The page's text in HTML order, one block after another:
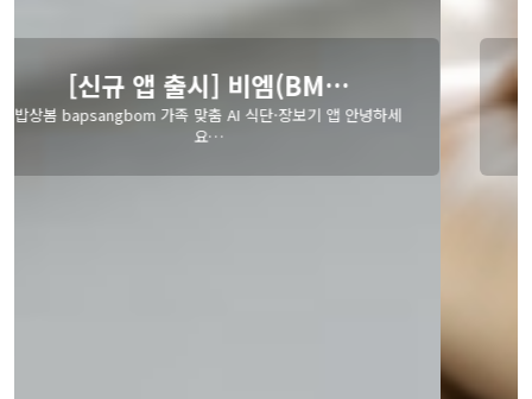
"어떤 품목을 공급하나요?"…
안녕하세요, BM식자재입니다. 🌿그동안 많은 고객분들께서 "어
떤 품목을 공급하나요?" 라고 문의 주셨습니다.이번…